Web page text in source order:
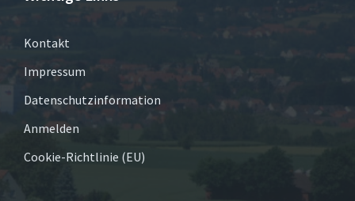
Kontakt
Impressum
Datenschutzinformation
Anmelden
Cookie-Richtlinie (EU)